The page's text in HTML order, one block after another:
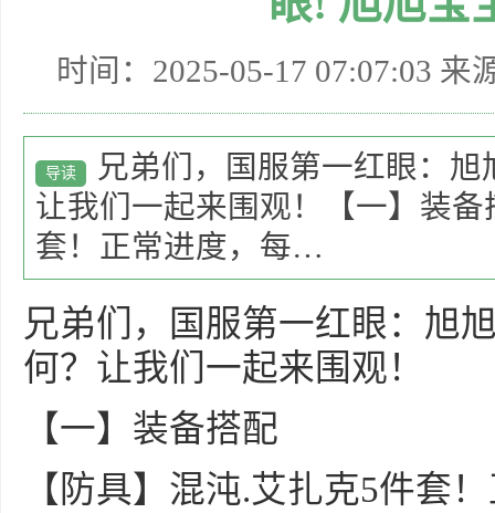
时间：2025-05-17 07:07:03 来
导读
兄弟们，国服第一红眼：
让我们一起来围观！【一】装
套！正常进度，每…
兄弟们，国服第一红眼：旭
何？让我们一起来围观！
【一】装备搭配
【防具】混沌.艾扎克5件套